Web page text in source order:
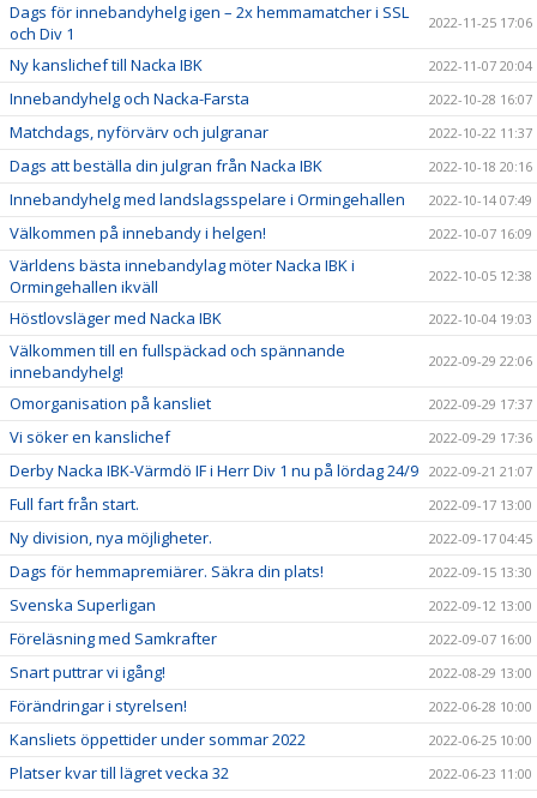
Dags för innebandyhelg igen – 2x hemmamatcher i SSL
och Div 1
2022-11-25 17:06
Ny kanslichef till Nacka IBK 2022-11-07 20:04
Innebandyhelg och Nacka-Farsta 2022-10-28 16:07
Matchdags, nyförvärv och julgranar 2022-10-22 11:37
Dags att beställa din julgran från Nacka IBK 2022-10-18 20:16
Innebandyhelg med landslagsspelare i Ormingehallen 2022-10-14 07:49
Välkommen på innebandy i helgen! 2022-10-07 16:09
Världens bästa innebandylag möter Nacka IBK i
Ormingehallen ikväll
2022-10-05 12:38
Höstlovsläger med Nacka IBK 2022-10-04 19:03
Välkommen till en fullspäckad och spännande
innebandyhelg!
2022-09-29 22:06
Omorganisation på kansliet 2022-09-29 17:37
Vi söker en kanslichef 2022-09-29 17:36
Derby Nacka IBK-Värmdö IF i Herr Div 1 nu på lördag 24/9 2022-09-21 21:07
Full fart från start. 2022-09-17 13:00
Ny division, nya möjligheter. 2022-09-17 04:45
Dags för hemmapremiärer. Säkra din plats! 2022-09-15 13:30
Svenska Superligan 2022-09-12 13:00
Föreläsning med Samkrafter 2022-09-07 16:00
Snart puttrar vi igång! 2022-08-29 13:00
Förändringar i styrelsen! 2022-06-28 10:00
Kansliets öppettider under sommar 2022 2022-06-25 10:00
Platser kvar till lägret vecka 32 2022-06-23 11:00